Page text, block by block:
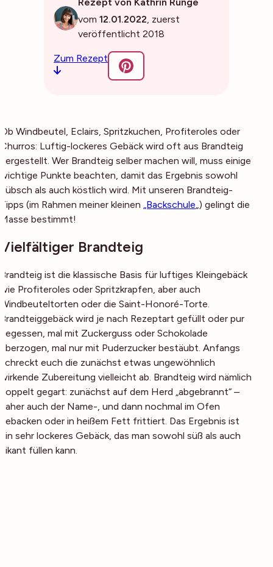
vom 12.01.2022, zuerst
veröffentlicht 2018
Zum Rezept
Ob Windbeutel, Eclairs, Spritzkuchen, Profiteroles oder
Churros: Luftig-lockeres Gebäck wird oft aus Brandteig
hergestellt. Wer Brandteig selber machen will, muss einige
wichtige Punkte beachten, damit das Ergebnis sowohl
hübsch als auch köstlich wird. Mit unseren Brandteig-
Tipps (im Rahmen meiner kleinen „Backschule„) gelingt die
Masse bestimmt!
Vielfältiger Brandteig
Brandteig ist die klassische Basis für luftiges Kleingebäck
wie Profiteroles oder Spritzkrapfen, aber auch
Windbeuteltorten oder die Saint-Honoré-Torte.
Brandteiggebäck wird je nach Rezeptart gefüllt oder pur
gegessen, mal mit Zuckerguss oder Schokolade
überzogen, mal nur mit Puderzucker bestäubt. Anfangs
schreckt euch die zunächst etwas ungewöhnlich
wirkende Zubereitung vielleicht ab. Brandteig wird nämlich
doppelt gegart: zunächst auf dem Herd „abgebrannt“ –
daher auch der Name-, und dann nochmal im Ofen
gebacken oder in heißem Fett frittiert. Das Ergebnis ist
ein sehr lockeres Gebäck, das man sowohl süß als auch
pikant füllen kann.